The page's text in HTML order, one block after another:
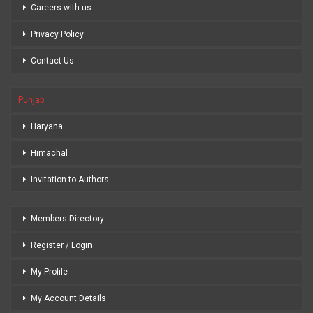
Careers with us
Privacy Policy
Contact Us
Punjab
Haryana
Himachal
Invitation to Authors
Members Directory
Register / Login
My Profile
My Account Details